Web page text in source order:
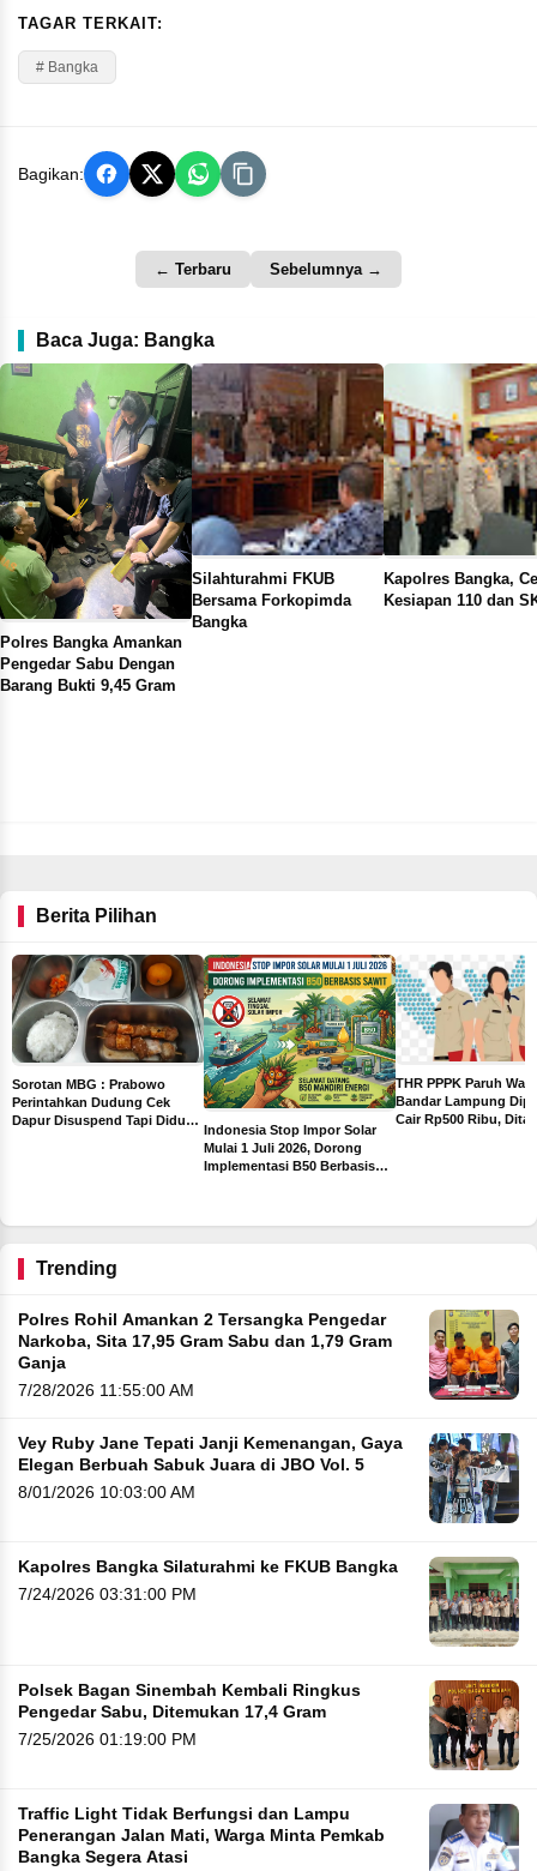
TAGAR TERKAIT:
# Bangka
Bagikan:
← Terbaru Sebelumnya →
Baca Juga: Bangka
Polres Bangka Amankan
Pengedar Sabu Dengan
Barang Bukti 9,45 Gram
Silahturahmi FKUB
Bersama Forkopimda
Bangka
Kapolres Bangka,
Kesiapan 110 dan
Berita Pilihan
Sorotan MBG : Prabowo
Perintahkan Dudung Cek
Dapur Disuspend Tapi Diduga
Indonesia Stop Impor Solar
Mulai 1 Juli 2026, Dorong
Implementasi B50 Berbasis
THR PPPK Paruh
Bandar Lampung
Cair Rp500 Ribu,
Trending
Polres Rohil Amankan 2 Tersangka Pengedar
Narkoba, Sita 17,95 Gram Sabu dan 1,79 Gram
Ganja
7/28/2026 11:55:00 AM
Vey Ruby Jane Tepati Janji Kemenangan, Gaya
Elegan Berbuah Sabuk Juara di JBO Vol. 5
8/01/2026 10:03:00 AM
Kapolres Bangka Silaturahmi ke FKUB Bangka
7/24/2026 03:31:00 PM
Polsek Bagan Sinembah Kembali Ringkus
Pengedar Sabu, Ditemukan 17,4 Gram
7/25/2026 01:19:00 PM
Traffic Light Tidak Berfungsi dan Lampu
Penerangan Jalan Mati, Warga Minta Pemkab
Bangka Segera Atasi